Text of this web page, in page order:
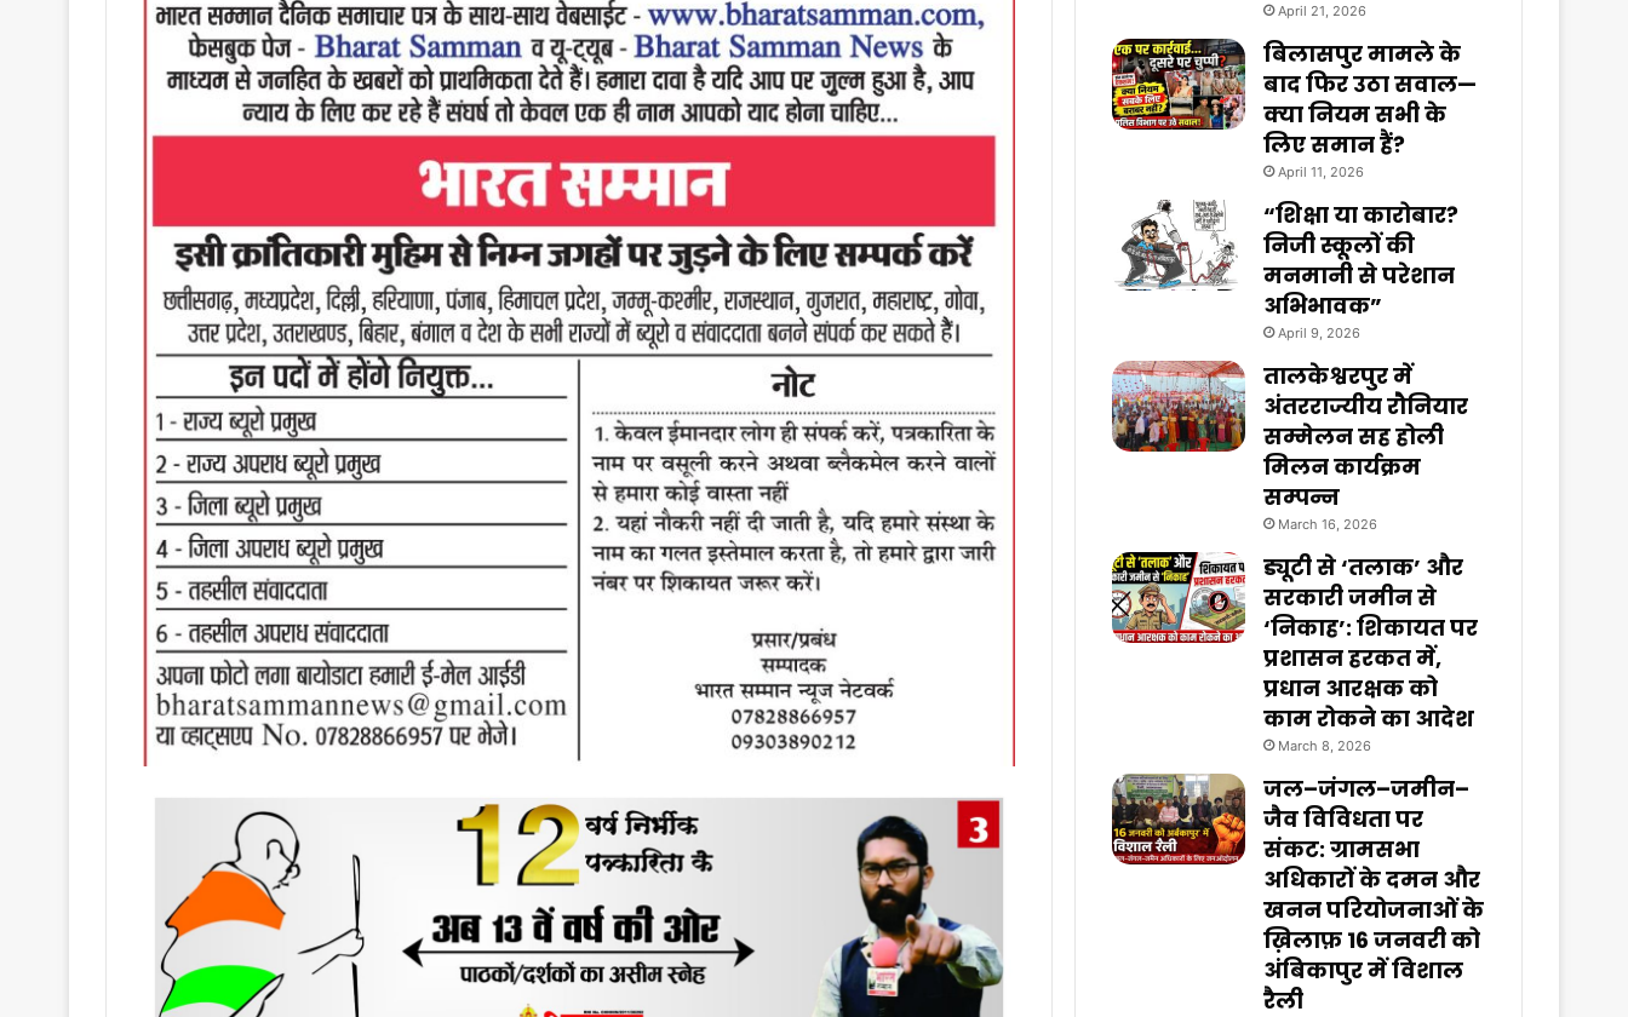
April 21, 2026
बिलासपुर मामले के
बाद फिर उठा सवाल—
क्या नियम सभी के
लिए समान हैं?
April 11, 2026
“शिक्षा या कारोबार?
निजी स्कूलों की
मनमानी से परेशान
अभिभावक”
April 9, 2026
तालकेश्वरपुर में
अंतरराज्यीय रौनियार
सम्मेलन सह होली
मिलन कार्यक्रम
सम्पन्न
March 16, 2026
ड्यूटी से ‘तलाक’ और
सरकारी जमीन से
‘निकाह’: शिकायत पर
प्रशासन हरकत में,
प्रधान आरक्षक को
काम रोकने का आदेश
March 8, 2026
जल–जंगल–जमीन–
जैव विविधता पर
संकट: ग्रामसभा
अधिकारों के दमन और
खनन परियोजनाओं के
ख़िलाफ़ 16 जनवरी को
अंबिकापुर में विशाल
रैली